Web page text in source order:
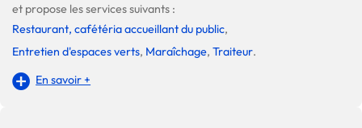
et propose les services suivants :
Restaurant, cafétéria accueillant du public,
Entretien d'espaces verts, Maraîchage, Traiteur.
En savoir +